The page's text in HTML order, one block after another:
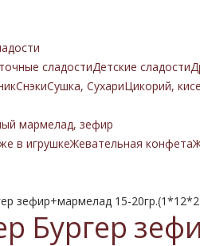
сладостиДетские сладости
СнэкиСушка, СухариЦикорий,
мармелад, зефир
в игрушкеЖевательная конфета
зефир+мармелад 15-
Бургер